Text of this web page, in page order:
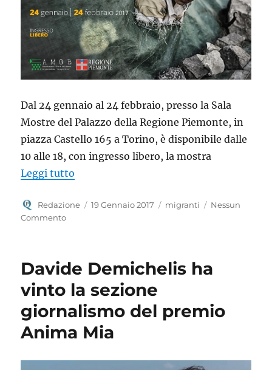
Dal 24 gennaio al 24 febbraio, presso la Sala
Mostre del Palazzo della Regione Piemonte, in
piazza Castello 165 a Torino, è disponibile dalle
10 alle 18, con ingresso libero, la mostra
Leggi tutto
Autore
Redazione
Pubblicato
19 Gennaio 2017 Tag
migranti
Nessun
Commento
Davide Demichelis ha
vinto la sezione
giornalismo del premio
Anima Mia